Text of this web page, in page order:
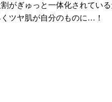
ぎゅっと一体化されてい
ツヤ肌が自分のものに…！